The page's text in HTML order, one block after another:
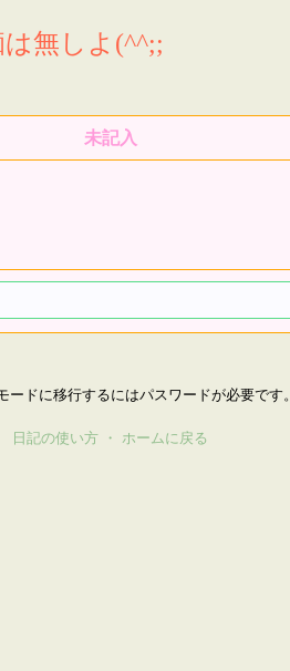
無しよ(^^;;
未記入
ードに移行するにはパスワードが必要です。
日記の使い方 ・ ホームに戻る